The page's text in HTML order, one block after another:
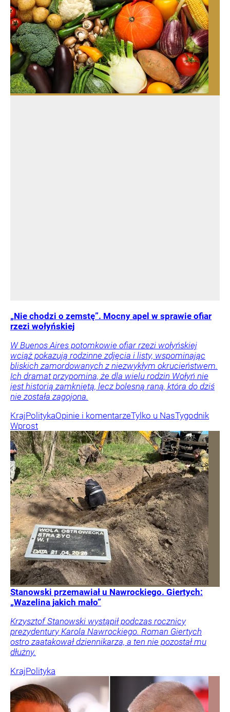
„Nie chodzi o zemstę”. Mocny apel w sprawie ofiar
rzezi wołyńskiej
W Buenos Aires potomkowie ofiar rzezi wołyńskiej
wciąż pokazują rodzinne zdjęcia i listy, wspominając
bliskich zamordowanych z niezwykłym okrucieństwem.
Ich dramat przypomina, że dla wielu rodzin Wołyń nie
jest historią zamkniętą, lecz bolesną raną, która do dziś
nie została zagojona.
KrajPolitykaOpinie i komentarzeTylko u NasTygodnik
Wprost
Stanowski przemawiał u Nawrockiego. Giertych:
„Wazelina jakich mało”
Krzysztof Stanowski wystąpił podczas rocznicy
prezydentury Karola Nawrockiego. Roman Giertych
ostro zaatakował dziennikarza, a ten nie pozostał mu
dłużny.
KrajPolityka